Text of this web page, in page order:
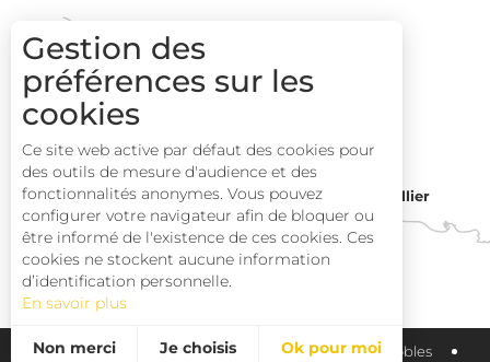
COMMENT VENIR ?
Toulouse
Montpellier
Plan du site Pays Haut Languedoc et Vignobles
Gestion des
préférences sur les
cookies
Ce site web active par défaut des cookies pour
des outils de mesure d'audience et des
fonctionnalités anonymes. Vous pouvez
configurer votre navigateur afin de bloquer ou
être informé de l'existence de ces cookies. Ces
cookies ne stockent aucune information
d’identification personnelle.
En savoir plus
Non merci Je choisis Ok pour moi